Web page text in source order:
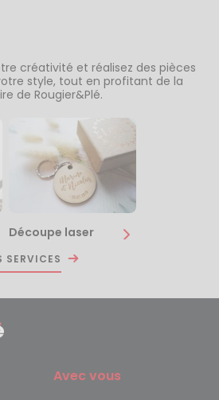
créativité et réalisez des pièces
style, tout en profitant de la
de Rougier&Plé.
Découpe laser
SERVICES
Avec vous